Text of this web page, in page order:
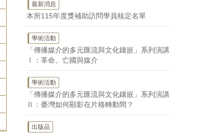
最新消息
本所115年度獎補助訪問學員核定名單
學術活動
「傳播媒介的多元匯流與文化鑲嵌」系列演講
Ⅰ：革命、亡國與媒介
學術活動
「傳播媒介的多元匯流與文化鑲嵌」系列演講
Ⅱ：臺灣如何顯影在片格轉動間？
出版品